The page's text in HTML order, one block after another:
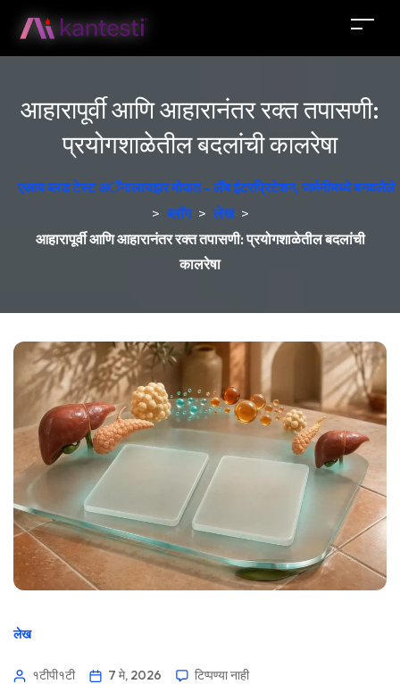
आहारापूर्वी आणि आहारानंतर रक्त तपासणी:
प्रयोगशाळेतील बदलांची कालरेषा
एआय ब्लड टेस्ट अॅनालायझर मोफत - लॅब इंटरप्रिटेशन, जर्मनीमध्ये बनवलेले
> ब्लॉग > लेख >
आहारापूर्वी आणि आहारानंतर रक्त तपासणी: प्रयोगशाळेतील बदलांची
कालरेषा
लेख
१टीपी१टी 7 मे, 2026 टिप्पण्या नाही